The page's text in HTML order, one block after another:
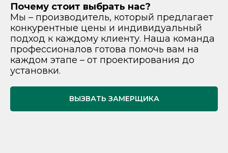
Почему стоит выбрать нас?
Мы – производитель, который предлагает
конкурентные цены и индивидуальный
подход к каждому клиенту. Наша команда
профессионалов готова помочь вам на
каждом этапе – от проектирования до
установки.
ВЫЗВАТЬ ЗАМЕРЩИКА